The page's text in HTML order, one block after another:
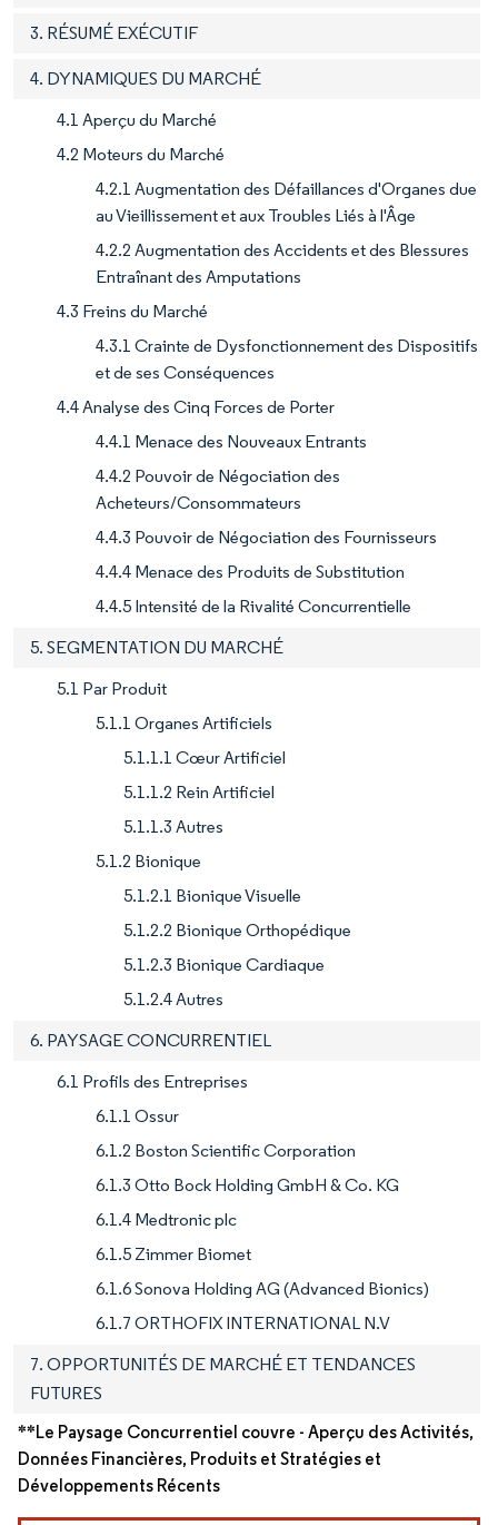
3. RÉSUMÉ EXÉCUTIF
4. DYNAMIQUES DU MARCHÉ
4.1 Aperçu du Marché
4.2 Moteurs du Marché
4.2.1 Augmentation des Défaillances d'Organes due
au Vieillissement et aux Troubles Liés à l'Âge
4.2.2 Augmentation des Accidents et des Blessures
Entraînant des Amputations
4.3 Freins du Marché
4.3.1 Crainte de Dysfonctionnement des Dispositifs
et de ses Conséquences
4.4 Analyse des Cinq Forces de Porter
4.4.1 Menace des Nouveaux Entrants
4.4.2 Pouvoir de Négociation des
Acheteurs/Consommateurs
4.4.3 Pouvoir de Négociation des Fournisseurs
4.4.4 Menace des Produits de Substitution
4.4.5 Intensité de la Rivalité Concurrentielle
5. SEGMENTATION DU MARCHÉ
5.1 Par Produit
5.1.1 Organes Artificiels
5.1.1.1 Cœur Artificiel
5.1.1.2 Rein Artificiel
5.1.1.3 Autres
5.1.2 Bionique
5.1.2.1 Bionique Visuelle
5.1.2.2 Bionique Orthopédique
5.1.2.3 Bionique Cardiaque
5.1.2.4 Autres
6. PAYSAGE CONCURRENTIEL
6.1 Profils des Entreprises
6.1.1 Ossur
6.1.2 Boston Scientific Corporation
6.1.3 Otto Bock Holding GmbH & Co. KG
6.1.4 Medtronic plc
6.1.5 Zimmer Biomet
6.1.6 Sonova Holding AG (Advanced Bionics)
6.1.7 ORTHOFIX INTERNATIONAL N.V
7. OPPORTUNITÉS DE MARCHÉ ET TENDANCES
FUTURES
**Le Paysage Concurrentiel couvre - Aperçu des Activités,
Données Financières, Produits et Stratégies et
Développements Récents